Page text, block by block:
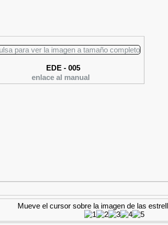
EDE - 005
enlace al manual
Mueve el cursor sobre la imagen de las